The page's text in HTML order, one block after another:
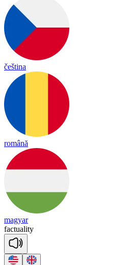
čeština
română
magyar
factuality